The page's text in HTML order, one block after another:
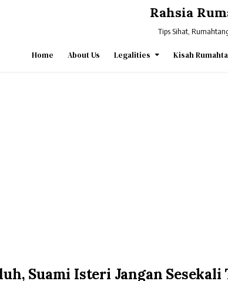
Rahsia
Tips Sihat,
Home About Us Legalities Kisah
Suami Isteri Jangan